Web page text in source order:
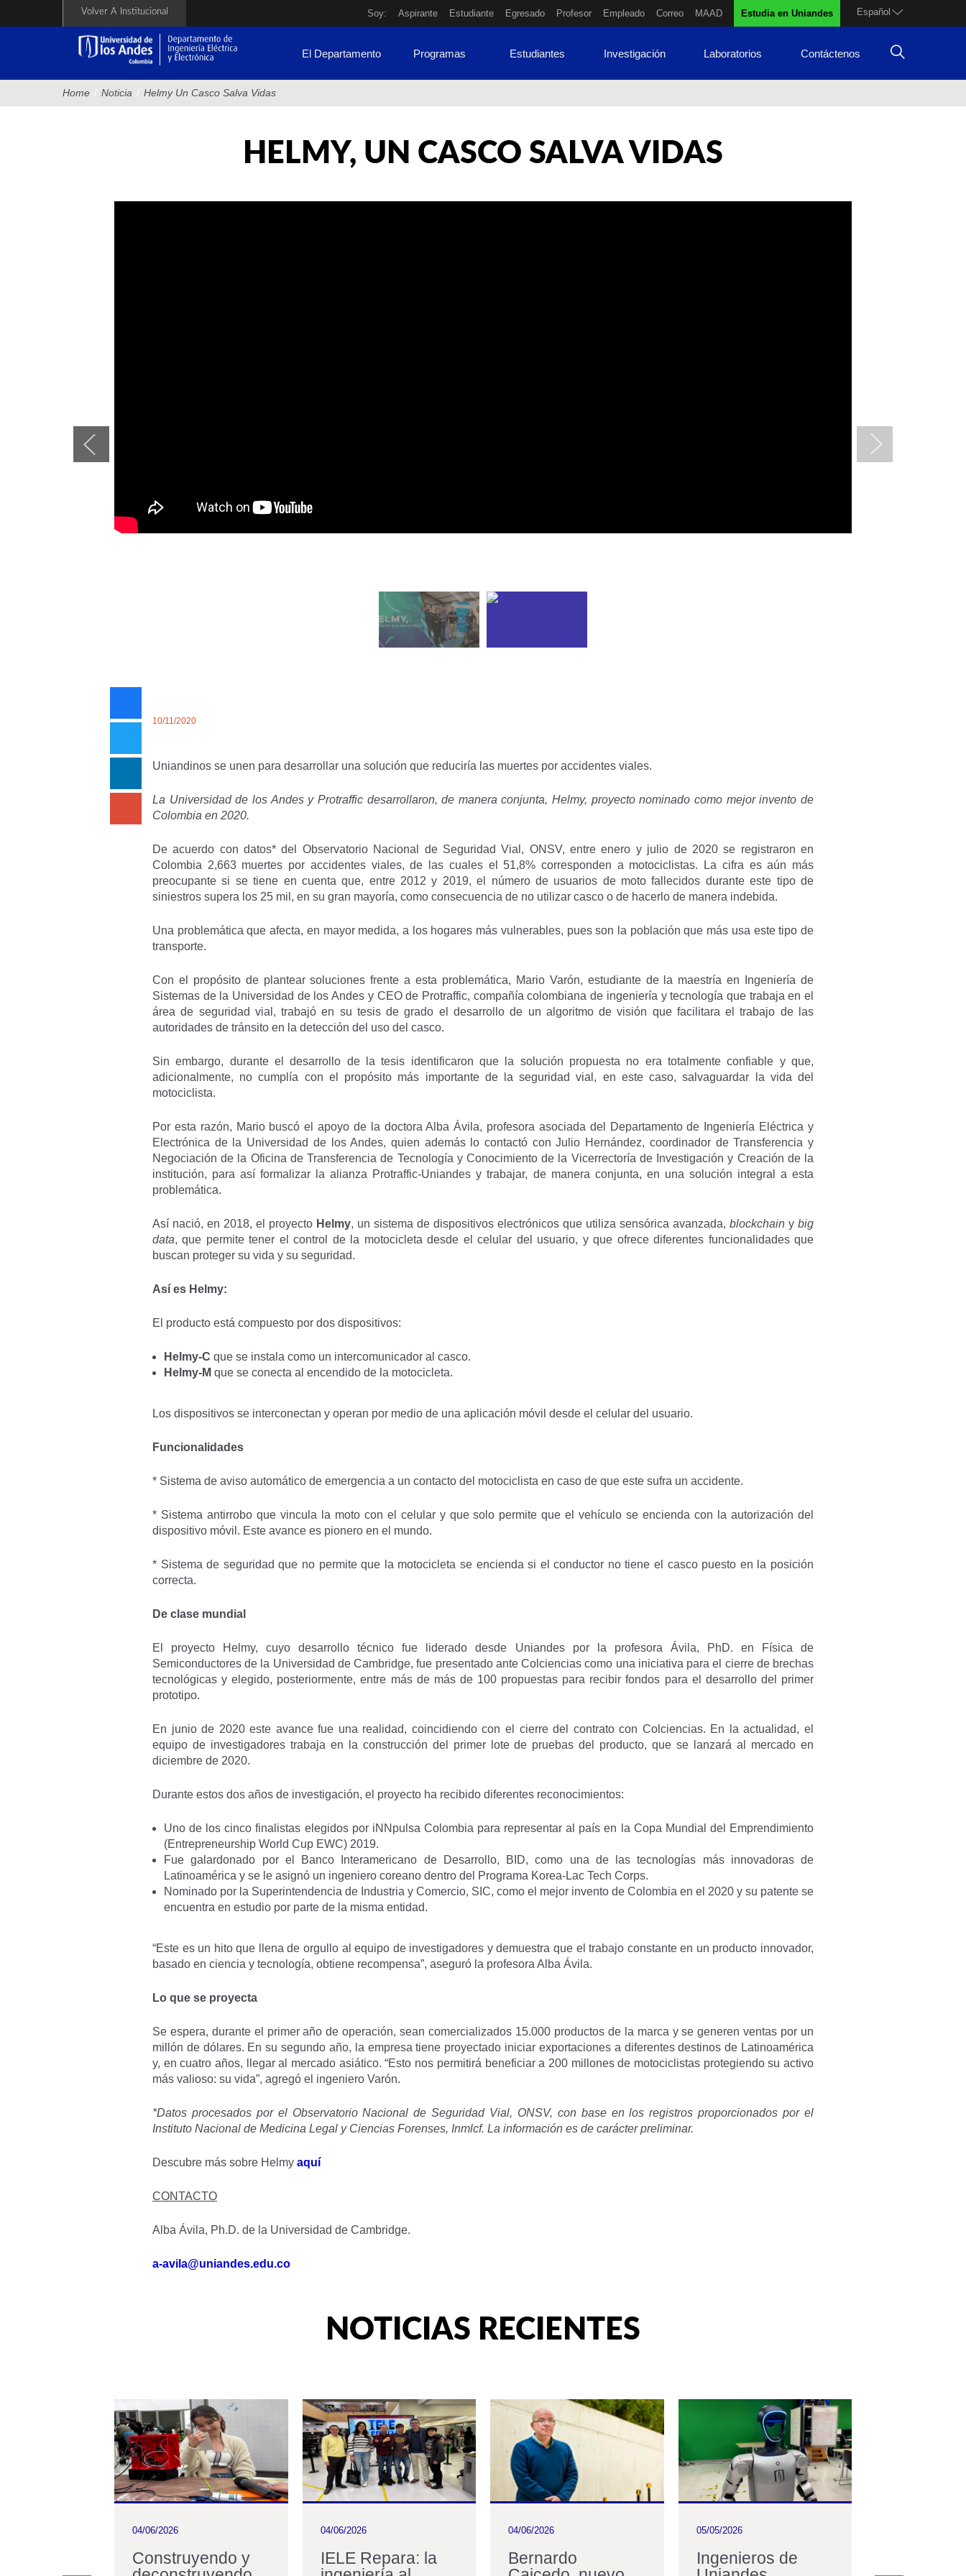
Español
Soy: Aspirante Estudiante Egresado Profesor Empleado Correo MAAD Estudia en Uniandes
Volver A Institucional
El Departamento Programas Estudiantes Investigación Laboratorios Contáctenos
Home / Noticia / Helmy Un Casco Salva Vidas
HELMY, UN CASCO SALVA VIDAS
10/11/2020
Uniandinos se unen para desarrollar una solución que reduciría las muertes por accidentes viales.
La Universidad de los Andes y Protraffic desarrollaron, de manera conjunta, Helmy, proyecto nominado como mejor invento de
Colombia en 2020.
De acuerdo con datos* del Observatorio Nacional de Seguridad Vial, ONSV, entre enero y julio de 2020 se registraron en
Colombia 2,663 muertes por accidentes viales, de las cuales el 51,8% corresponden a motociclistas. La cifra es aún más
preocupante si se tiene en cuenta que, entre 2012 y 2019, el número de usuarios de moto fallecidos durante este tipo de
siniestros supera los 25 mil, en su gran mayoría, como consecuencia de no utilizar casco o de hacerlo de manera indebida.
Una problemática que afecta, en mayor medida, a los hogares más vulnerables, pues son la población que más usa este tipo de
transporte.
Con el propósito de plantear soluciones frente a esta problemática, Mario Varón, estudiante de la maestría en Ingeniería de
Sistemas de la Universidad de los Andes y CEO de Protraffic, compañía colombiana de ingeniería y tecnología que trabaja en el
área de seguridad vial, trabajó en su tesis de grado el desarrollo de un algoritmo de visión que facilitara el trabajo de las
autoridades de tránsito en la detección del uso del casco.
Sin embargo, durante el desarrollo de la tesis identificaron que la solución propuesta no era totalmente confiable y que,
adicionalmente, no cumplía con el propósito más importante de la seguridad vial, en este caso, salvaguardar la vida del
motociclista.
Por esta razón, Mario buscó el apoyo de la doctora Alba Ávila, profesora asociada del Departamento de Ingeniería Eléctrica y
Electrónica de la Universidad de los Andes, quien además lo contactó con Julio Hernández, coordinador de Transferencia y
Negociación de la Oficina de Transferencia de Tecnología y Conocimiento de la Vicerrectoría de Investigación y Creación de la
institución, para así formalizar la alianza Protraffic-Uniandes y trabajar, de manera conjunta, en una solución integral a esta
problemática.
Así nació, en 2018, el proyecto Helmy, un sistema de dispositivos electrónicos que utiliza sensórica avanzada, blockchain y big
data, que permite tener el control de la motocicleta desde el celular del usuario, y que ofrece diferentes funcionalidades que
buscan proteger su vida y su seguridad.
Así es Helmy:
El producto está compuesto por dos dispositivos:
Helmy-C que se instala como un intercomunicador al casco.
Helmy-M que se conecta al encendido de la motocicleta.
Los dispositivos se interconectan y operan por medio de una aplicación móvil desde el celular del usuario.
Funcionalidades
* Sistema de aviso automático de emergencia a un contacto del motociclista en caso de que este sufra un accidente.
* Sistema antirrobo que vincula la moto con el celular y que solo permite que el vehículo se encienda con la autorización del
dispositivo móvil. Este avance es pionero en el mundo.
* Sistema de seguridad que no permite que la motocicleta se encienda si el conductor no tiene el casco puesto en la posición
correcta.
De clase mundial
El proyecto Helmy, cuyo desarrollo técnico fue liderado desde Uniandes por la profesora Ávila, PhD. en Física de
Semiconductores de la Universidad de Cambridge, fue presentado ante Colciencias como una iniciativa para el cierre de brechas
tecnológicas y elegido, posteriormente, entre más de más de 100 propuestas para recibir fondos para el desarrollo del primer
prototipo.
En junio de 2020 este avance fue una realidad, coincidiendo con el cierre del contrato con Colciencias. En la actualidad, el
equipo de investigadores trabaja en la construcción del primer lote de pruebas del producto, que se lanzará al mercado en
diciembre de 2020.
Durante estos dos años de investigación, el proyecto ha recibido diferentes reconocimientos:
Uno de los cinco finalistas elegidos por iNNpulsa Colombia para representar al país en la Copa Mundial del Emprendimiento
(Entrepreneurship World Cup EWC) 2019.
Fue galardonado por el Banco Interamericano de Desarrollo, BID, como una de las tecnologías más innovadoras de
Latinoamérica y se le asignó un ingeniero coreano dentro del Programa Korea-Lac Tech Corps.
Nominado por la Superintendencia de Industria y Comercio, SIC, como el mejor invento de Colombia en el 2020 y su patente se
encuentra en estudio por parte de la misma entidad.
“Este es un hito que llena de orgullo al equipo de investigadores y demuestra que el trabajo constante en un producto innovador,
basado en ciencia y tecnología, obtiene recompensa”, aseguró la profesora Alba Ávila.
Lo que se proyecta
Se espera, durante el primer año de operación, sean comercializados 15.000 productos de la marca y se generen ventas por un
millón de dólares. En su segundo año, la empresa tiene proyectado iniciar exportaciones a diferentes destinos de Latinoamérica
y, en cuatro años, llegar al mercado asiático. “Esto nos permitirá beneficiar a 200 millones de motociclistas protegiendo su activo
más valioso: su vida”, agregó el ingeniero Varón.
*Datos procesados por el Observatorio Nacional de Seguridad Vial, ONSV, con base en los registros proporcionados por el
Instituto Nacional de Medicina Legal y Ciencias Forenses, Inmlcf. La información es de carácter preliminar.
Descubre más sobre Helmy aquí
CONTACTO
Alba Ávila, Ph.D. de la Universidad de Cambridge.
a-avila@uniandes.edu.co
NOTICIAS RECIENTES
04/06/2026
Construyendo y
04/06/2026
IELE Repara: la
04/06/2026
Bernardo
05/05/2026
Ingenieros de